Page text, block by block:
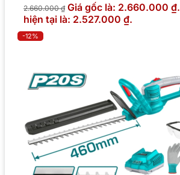
2.660.000₫ Giá gốc là: 2.660.000 ₫.
hiện tại là: 2.527.000 ₫.
-12%